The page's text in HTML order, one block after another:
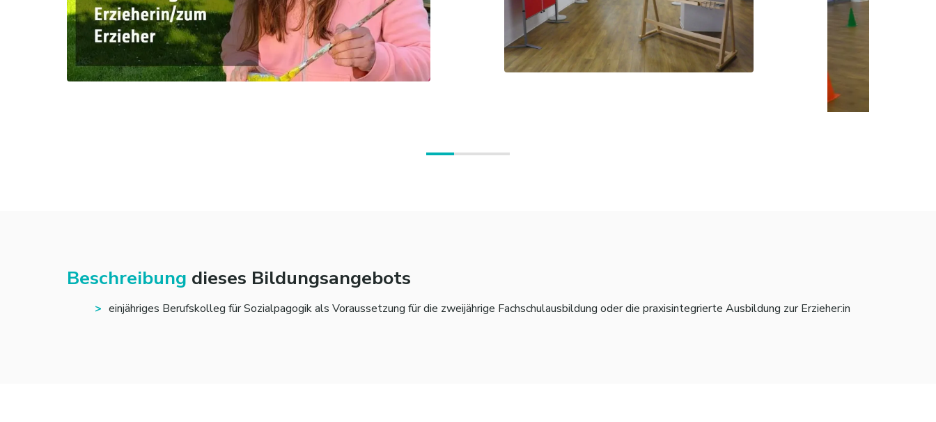
Beschreibung dieses Bildungsangebots
einjähriges Berufskolleg für Sozialpagogik als Voraussetzung für die zweijährige Fachschulausbildung oder die praxisintegrierte Ausbildung zur Erzieher:in